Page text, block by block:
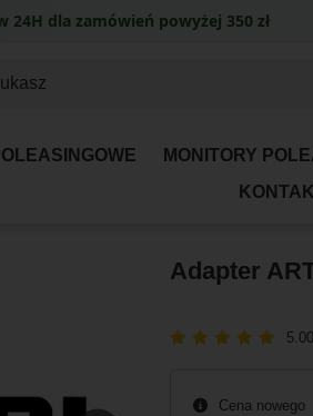
MONITORY
Adapter
Cena nowego
24H dla zamówień powyżej 350 zł